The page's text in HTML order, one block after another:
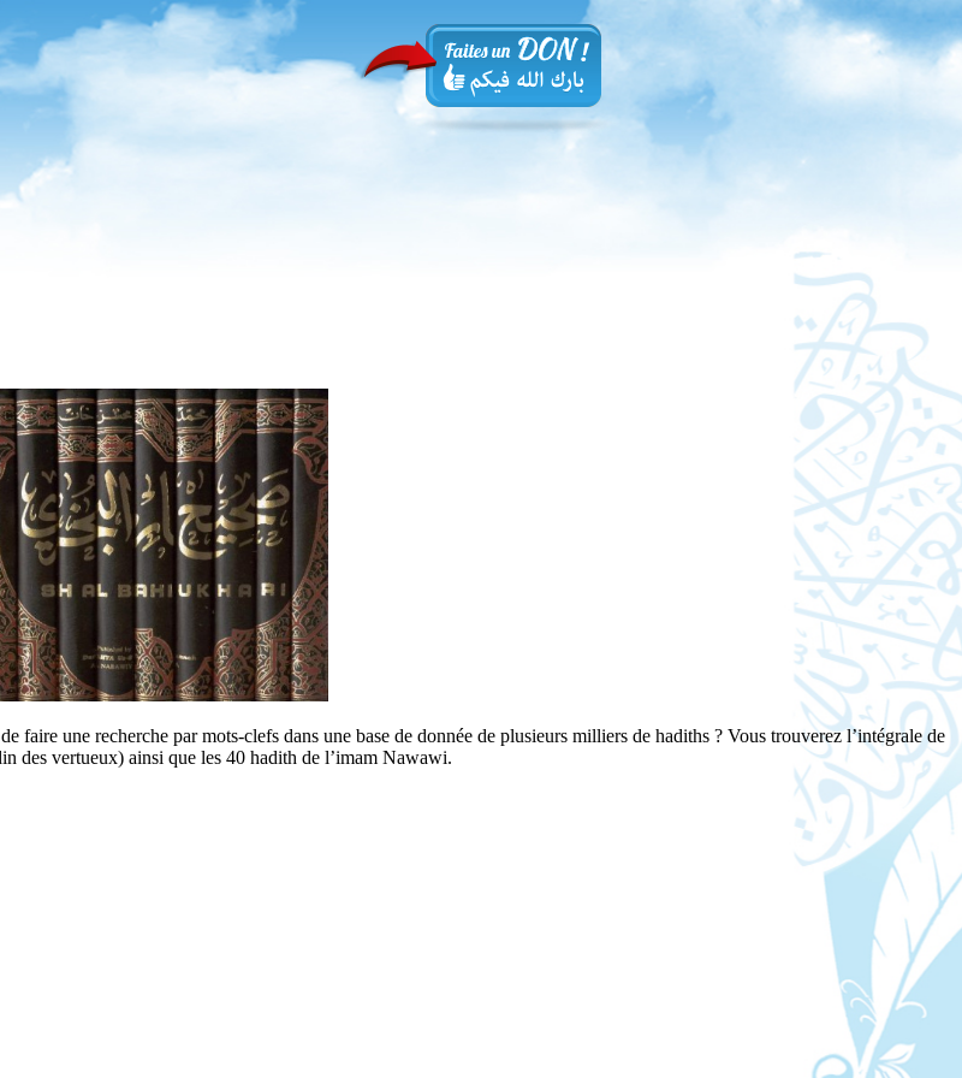
une recherche par mots-clefs dans une base de donnée de plusieurs milliers de hadiths ? Vous trouverez l’intégrale de
des vertueux) ainsi que les 40 hadith de l’imam Nawawi.